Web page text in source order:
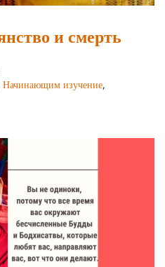
и смерть
Начинающим изучение,